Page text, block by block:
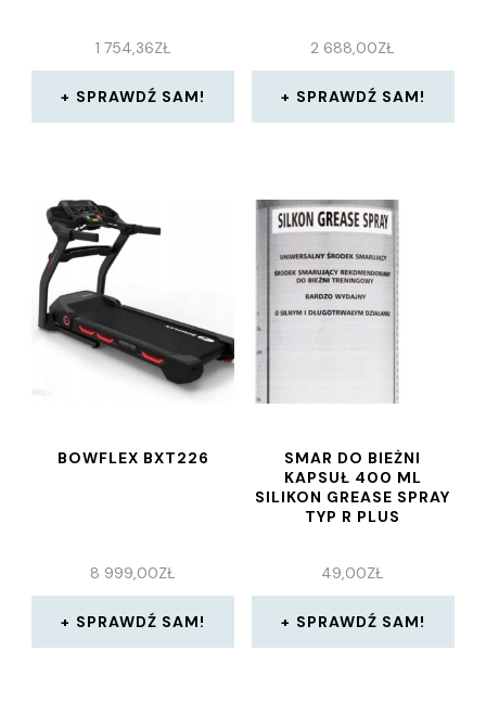
1 754,36ZŁ
SPRAWDŹ SAM!
2 688,00ZŁ
SPRAWDŹ SAM!
BOWFLEX BXT226
8 999,00ZŁ
SPRAWDŹ SAM!
SMAR DO BIEŻNI
KAPSUŁ 400 ML
SILIKON GREASE SPRAY
TYP R PLUS
49,00ZŁ
SPRAWDŹ SAM!